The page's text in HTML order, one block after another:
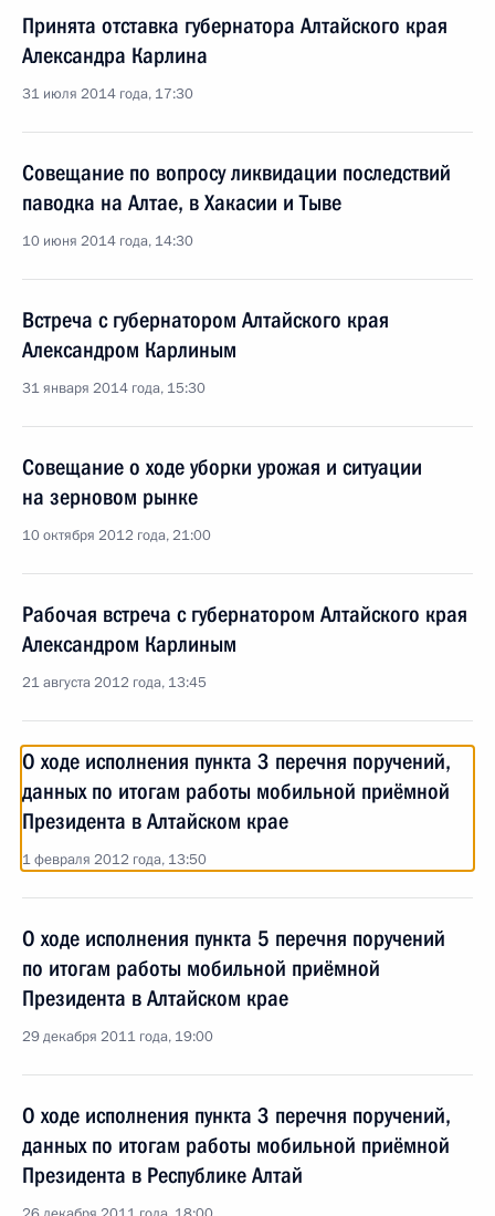
Принята отставка губернатора Алтайского края
Александра Карлина
31 июля 2014 года, 17:30
Совещание по вопросу ликвидации последствий
паводка на Алтае, в Хакасии и Тыве
10 июня 2014 года, 14:30
Встреча с губернатором Алтайского края
Александром Карлиным
31 января 2014 года, 15:30
Совещание о ходе уборки урожая и ситуации
на зерновом рынке
10 октября 2012 года, 21:00
Рабочая встреча с губернатором Алтайского края
Александром Карлиным
21 августа 2012 года, 13:45
О ходе исполнения пункта 3 перечня поручений,
данных по итогам работы мобильной приёмной
Президента в Алтайском крае
1 февраля 2012 года, 13:50
О ходе исполнения пункта 5 перечня поручений
по итогам работы мобильной приёмной
Президента в Алтайском крае
29 декабря 2011 года, 19:00
О ходе исполнения пункта 3 перечня поручений,
данных по итогам работы мобильной приёмной
Президента в Республике Алтай